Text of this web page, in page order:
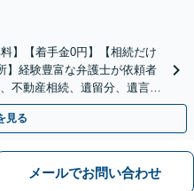
】【着手金0円】【相続だけ
】経験豊富な弁護士が依頼者
不動産相続、遺留分、遺言書
見る
メールでお問い合わせ